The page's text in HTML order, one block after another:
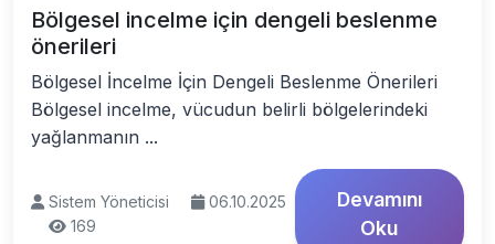
Bölgesel incelme için dengeli beslenme
önerileri
Bölgesel İncelme İçin Dengeli Beslenme Önerileri
Bölgesel incelme, vücudun belirli bölgelerindeki
yağlanmanın ...
Sistem Yöneticisi
06.10.2025
169
Devamını
Oku